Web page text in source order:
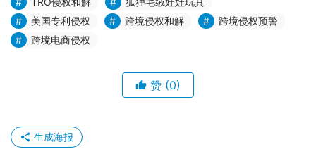
美国专利侵权
跨境侵权和解
跨境侵权预警
跨境电商侵权
赞 (0)
生成海报